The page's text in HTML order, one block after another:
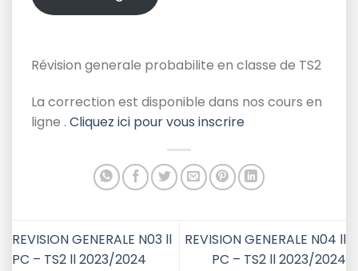
Révision generale probabilite en classe de TS2
La correction est disponible dans nos cours en
ligne . Cliquez ici pour vous inscrire
REVISION GENERALE N03 ll
PC – TS2 ll 2023/2024
REVISION GENERALE N04 ll
PC – TS2 ll 2023/2024